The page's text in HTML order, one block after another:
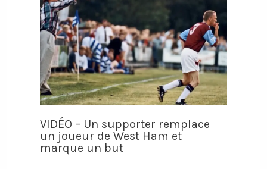
VIDÉO – Un supporter remplace
un joueur de West Ham et
marque un but